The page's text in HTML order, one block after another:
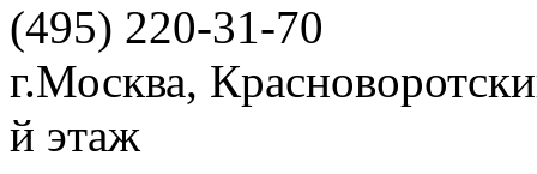
(495) 220-31-70
г.Москва,
й этаж